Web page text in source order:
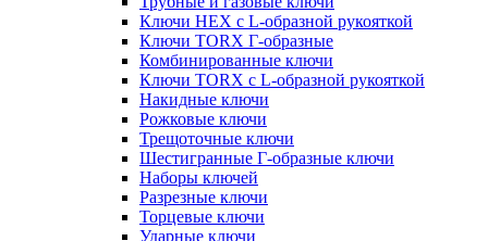
Ключи HEX с L-образной рукояткой
Ключи TORX Г-образные
Комбинированные ключи
Ключи TORX с L-образной рукояткой
Накидные ключи
Рожковые ключи
Трещоточные ключи
Шестигранные Г-образные ключи
Наборы ключей
Разрезные ключи
Торцевые ключи
Ударные ключи